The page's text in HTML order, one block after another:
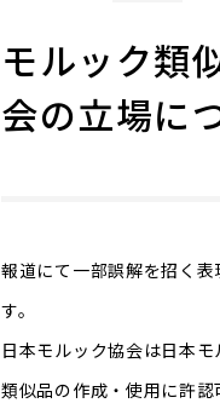
モルック類
会の立場に
報道にて一部誤解を招く
す。
日本モルック協会は日本
類似品の作成・使用に許認